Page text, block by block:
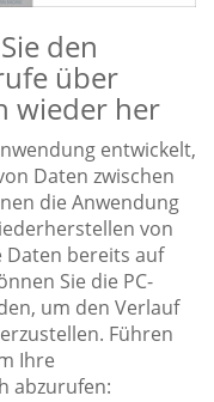
den
über
wieder her
entwickelt,
Daten zwischen
die Anwendung
von
Daten bereits auf
Sie die PC-
um den Verlauf
Führen
Ihre
abzurufen: